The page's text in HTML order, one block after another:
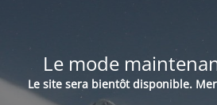
Le mode
Le site sera bientôt disponible.